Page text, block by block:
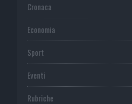
Cronaca
Economia
Sport
Eventi
Rubriche